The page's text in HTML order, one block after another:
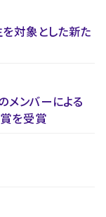
対象とした新た
メンバーによる
を受賞